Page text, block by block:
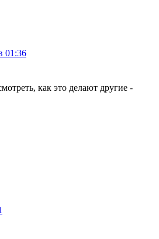
01:36
как это делают другие -